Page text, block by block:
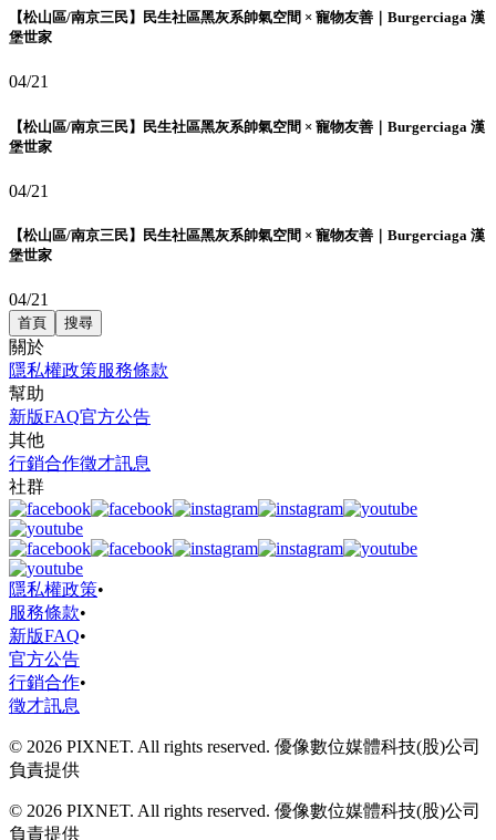
【松山區/南京三民】民生社區黑灰系帥氣空間 × 寵物友善｜Burgerciaga 漢
堡世家
04/21
【松山區/南京三民】民生社區黑灰系帥氣空間 × 寵物友善｜Burgerciaga 漢
堡世家
04/21
【松山區/南京三民】民生社區黑灰系帥氣空間 × 寵物友善｜Burgerciaga 漢
堡世家
04/21
首頁 搜尋
關於
隱私權政策服務條款
幫助
新版FAQ官方公告
其他
行銷合作徵才訊息
社群
隱私權政策•
服務條款•
新版FAQ•
官方公告
行銷合作•
徵才訊息
© 2026 PIXNET. All rights reserved. 優像數位媒體科技(股)公司
負責提供
© 2026 PIXNET. All rights reserved. 優像數位媒體科技(股)公司
負責提供